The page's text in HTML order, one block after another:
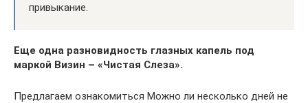
привыкание.
Еще одна разновидность глазных капель под
маркой Визин – «Чистая Слеза».
Предлагаем ознакомиться Можно ли несколько дней не